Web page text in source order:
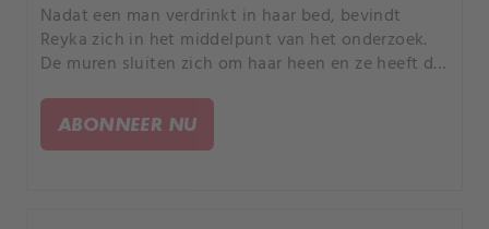
Nadat een man verdrinkt in haar bed, bevindt
Reyka zich in het middelpunt van het onderzoek.
De muren sluiten zich om haar heen en ze heeft de
ABONNEER NU